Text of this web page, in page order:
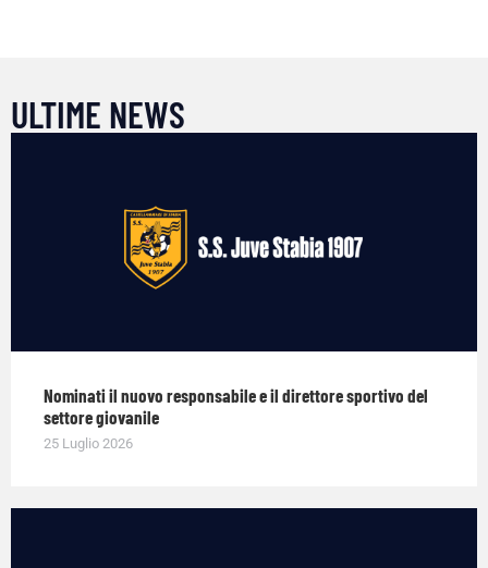
ULTIME NEWS
Nominati il nuovo responsabile e il direttore sportivo del
settore giovanile
25 Luglio 2026